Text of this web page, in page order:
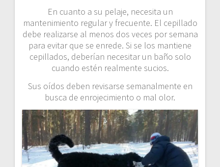
En cuanto a su pelaje, necesita un
mantenimiento regular y frecuente. El cepillado
debe realizarse al menos dos veces por semana
para evitar que se enrede. Si se los mantiene
cepillados, deberían necesitar un baño solo
cuando estén realmente sucios.
Sus oídos deben revisarse semanalmente en
busca de enrojecimiento o mal olor.